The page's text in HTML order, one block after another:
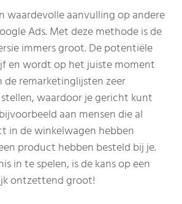
waardevolle aanvulling op andere
Ads. Met deze methode is de
immers groot. De potentiële
en wordt op het juiste moment
de remarketinglijsten zeer
waardoor je gericht kunt
aan mensen die al
in de winkelwagen hebben
product hebben besteld bij je.
in te spelen, is de kans op een
ontzettend groot!